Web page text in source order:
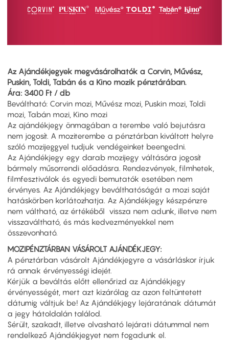
Az Ajándékjegyek megvásárolhatók a Corvin, Művész,
Puskin, Toldi, Tabán és a Kino mozik pénztárában.
Ára: 3400 Ft / db
Beváltható: Corvin mozi, Művész mozi, Puskin mozi, Toldi
mozi, Tabán mozi, Kino mozi
Az ajándékjegy önmagában a terembe való bejutásra
nem jogosít. A moziterembe a pénztárban kiváltott helyre
szóló mozijeggyel tudjuk vendégeinket beengedni.
Az Ajándékjegy egy darab mozijegy váltására jogosít
bármely műsorrendi előadásra. Rendezvények, filmhetek,
filmfesztiválok és egyedi bemutatók esetében nem
érvényes. Az Ajándékjegy beválthatóságát a mozi saját
hatáskörben korlátozhatja. Az Ajándékjegy készpénzre
nem váltható, az értékéből vissza nem adunk, illetve nem
visszaváltható, és más kedvezményekkel nem
összevonható.
MOZIPÉNZTÁRBAN VÁSÁROLT AJÁNDÉKJEGY:
A pénztárban vásárolt Ajándékjegyre a vásárláskor írjuk
rá annak érvényességi idejét.
Kérjük a beváltás előtt ellenőrizd az Ajándékjegy
érvényességét, mert azt kizárólag az azon feltüntetett
dátumig váltjuk be! Az Ajándékjegy lejáratának dátumát
a jegy hátoldalán találod.
Sérült, szakadt, illetve olvasható lejárati dátummal nem
rendelkező Ajándékjegyet nem fogadunk el.